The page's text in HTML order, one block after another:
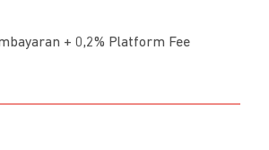
+ 0,2% Platform Fee